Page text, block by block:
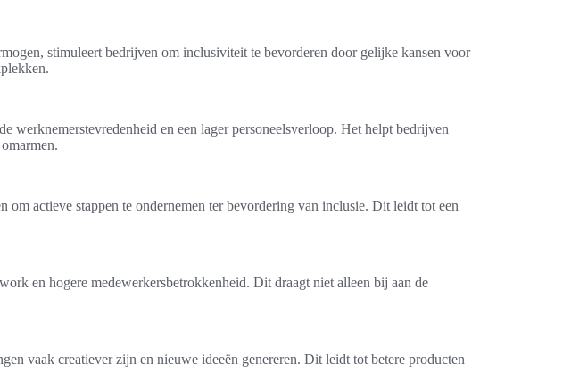
stimuleert bedrijven om inclusiviteit te bevorderen door gelijke kansen voor
en een lager personeelsverloop. Het helpt bedrijven
actieve stappen te ondernemen ter bevordering van inclusie. Dit leidt tot een
en hogere medewerkersbetrokkenheid. Dit draagt niet alleen bij aan de
vaak creatiever zijn en nieuwe ideeën genereren. Dit leidt tot betere producten